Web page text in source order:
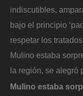
indiscutibles,
bajo el principio
respetar los
Mulino estaba
la región, se alegró
Mulino estaba